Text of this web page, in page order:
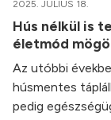
2025. JÚLIUS 18.
Hús nélkül is
életmód
Az utóbbi
húsmentes
pedig